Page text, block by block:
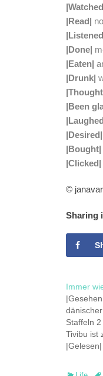
|Read|
|Done|
|Eaten|
|Drunk|
|Been
|Desired|
|Bought|
|Clicked|
© janavar
Sharing
Immer
Staffeln
Tivibu ist